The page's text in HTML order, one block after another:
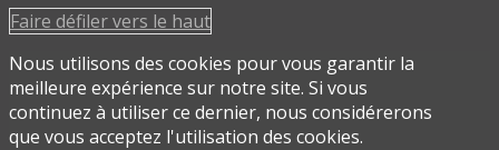
Faire défiler vers le haut
Nous utilisons des cookies pour vous garantir la
meilleure expérience sur notre site. Si vous
continuez à utiliser ce dernier, nous considérerons
que vous acceptez l'utilisation des cookies.